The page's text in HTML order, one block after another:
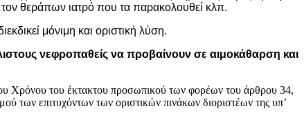
θεράπων ιατρό που τα παρακολουθεί κλπ.
μόνιμη και οριστική λύση.
νεφροπαθείς να προβαίνουν σε αιμοκάθαρση και
Χρόνου του έκτακτου προσωπικού των φορέων του άρθρου 34,
των επιτυχόντων των οριστικών πινάκων διοριστέων της υπ’